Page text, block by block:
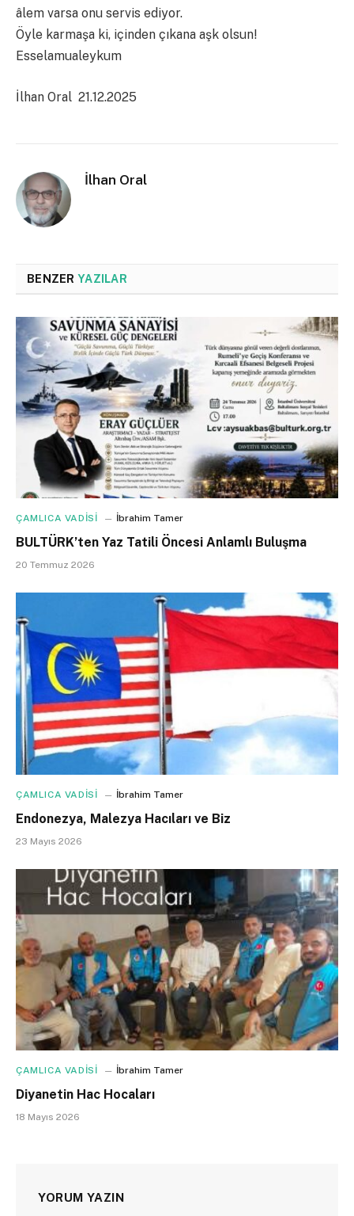
âlem varsa onu servis ediyor.
Öyle karmaşa ki, içinden çıkana aşk olsun!
Esselamualeykum
İlhan Oral 21.12.2025
İlhan Oral
BENZER YAZILAR
ÇAMLICA VADİSİ İbrahim Tamer
BULTÜRK’ten Yaz Tatili Öncesi Anlamlı Buluşma
20 Temmuz 2026
ÇAMLICA VADİSİ İbrahim Tamer
Endonezya, Malezya Hacıları ve Biz
23 Mayıs 2026
ÇAMLICA VADİSİ İbrahim Tamer
Diyanetin Hac Hocaları
18 Mayıs 2026
YORUM YAZIN